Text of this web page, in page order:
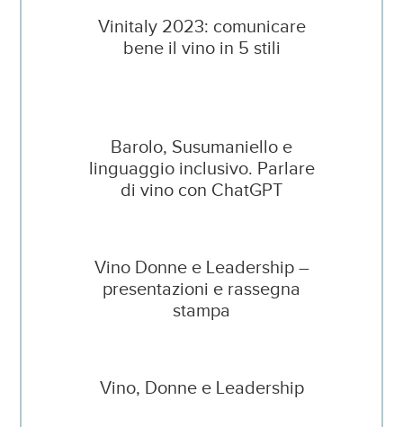
Vinitaly 2023: comunicare
bene il vino in 5 stili
Barolo, Susumaniello e
linguaggio inclusivo. Parlare
di vino con ChatGPT
Vino Donne e Leadership –
presentazioni e rassegna
stampa
Vino, Donne e Leadership